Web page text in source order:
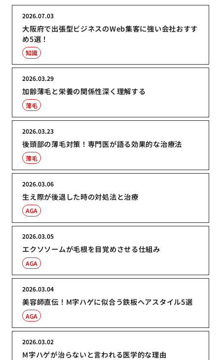
大阪府で出張型ビジネスのWeb集客に強い会社おすす
め5選！
2026.07.03
知識
加齢薄毛と栄養の関係性深く理解する
2026.03.29
薄毛
後頭部の薄毛対策！専門医が語る効果的な治療法
2026.03.23
薄毛
生え際が後退した時の対処法と治療
2026.03.06
AGA
エクソソームが毛根を目覚めさせる仕組み
2026.03.05
AGA
美容師直伝！M字ハゲに似合う鉄板ヘアスタイル5選
2026.03.04
AGA
M字ハゲが治らないと言われる医学的な理由
2026.03.02